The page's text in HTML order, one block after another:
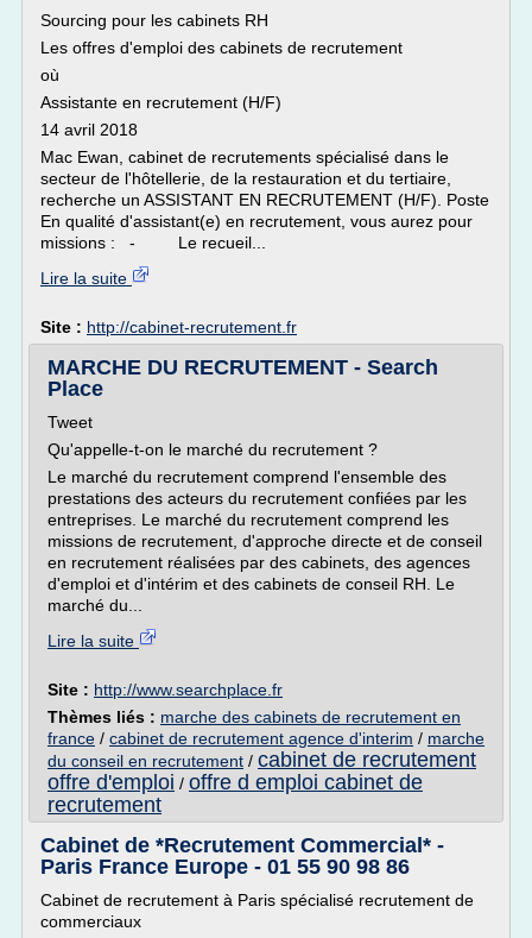
Sourcing pour les cabinets RH
Les offres d'emploi des cabinets de recrutement
où
Assistante en recrutement (H/F)
14 avril 2018
Mac Ewan, cabinet de recrutements spécialisé dans le
secteur de l'hôtellerie, de la restauration et du tertiaire,
recherche un ASSISTANT EN RECRUTEMENT (H/F). Poste
En qualité d'assistant(e) en recrutement, vous aurez pour
missions : - Le recueil...
Lire la suite
Site : http://cabinet-recrutement.fr
MARCHE DU RECRUTEMENT - Search
Place
Tweet
Qu'appelle-t-on le marché du recrutement ?
Le marché du recrutement comprend l'ensemble des
prestations des acteurs du recrutement confiées par les
entreprises. Le marché du recrutement comprend les
missions de recrutement, d'approche directe et de conseil
en recrutement réalisées par des cabinets, des agences
d'emploi et d'intérim et des cabinets de conseil RH. Le
marché du...
Lire la suite
Site : http://www.searchplace.fr
Thèmes liés : marche des cabinets de recrutement en
france / cabinet de recrutement agence d'interim / marche
du conseil en recrutement / cabinet de recrutement
offre d'emploi / offre d emploi cabinet de
recrutement
Cabinet de *Recrutement Commercial* -
Paris France Europe - 01 55 90 98 86
Cabinet de recrutement à Paris spécialisé recrutement de
commerciaux